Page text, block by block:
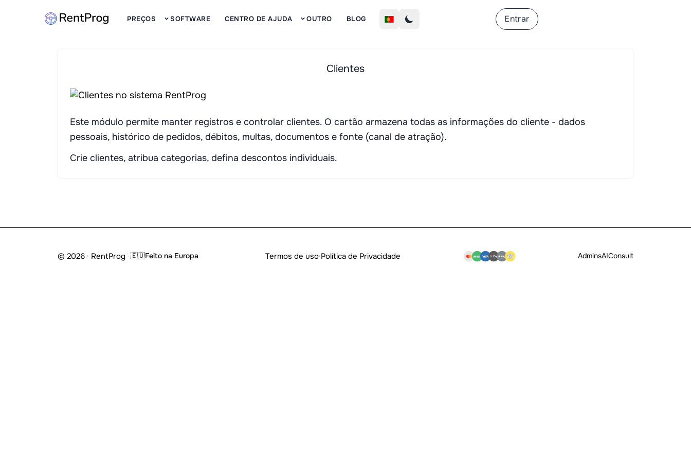
PREÇOS SOFTWARE CENTRO DE AJUDA OUTRO BLOG Entrar
Clientes
Este módulo permite manter registros e controlar clientes. O cartão armazena todas as informações do cliente - dados
pessoais, histórico de pedidos, débitos, multas, documentos e fonte (canal de atração).
Crie clientes, atribua categorias, defina descontos individuais.
© 2026 · RentProg 🇪🇺Feito na Europa Termos de uso·Política de Privacidade AdminsAIConsult